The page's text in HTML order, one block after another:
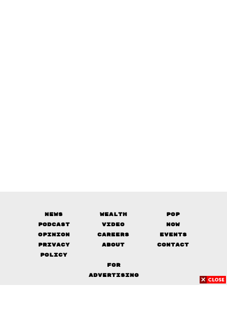
News Wealth
Pop
Podcast
Video
Now
Opinion
Careers
Events
Privacy
Policy
About Contact
FOR
ADVERTISING